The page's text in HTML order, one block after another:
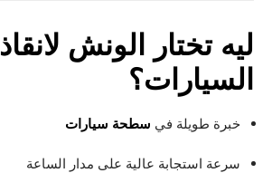
ليه تختار
الونش لانقاذ
السيارات؟
خبرة طويلة في سطحة سيارات
سرعة استجابة عالية على مدار الساعة